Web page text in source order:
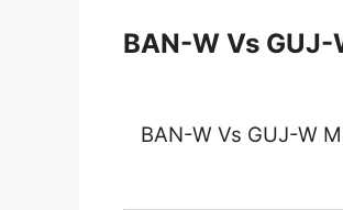
BAN-W Vs
BAN-W Vs GUJ-W